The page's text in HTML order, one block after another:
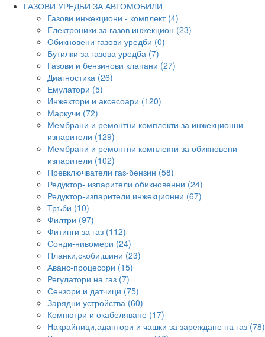
ГАЗОВИ УРЕДБИ ЗА АВТОМОБИЛИ
Газови инжекциони - комплект (4)
Електроники за газов инжекцион (23)
Обикновени газови уредби (0)
Бутилки за газова уредба (7)
Газови и бензинови клапани (27)
Диагностика (26)
Емулатори (5)
Инжектори и аксесоари (120)
Маркучи (72)
Мембрани и ремонтни комплекти за инжекционни
изпарители (129)
Мембрани и ремонтни комплекти за обикновени
изпарители (102)
Превключватели газ-бензин (58)
Редуктор- изпарители обикновенни (24)
Редуктор-изпарители инжекционни (67)
Тръби (10)
Филтри (97)
Фитинги за газ (112)
Сонди-нивомери (24)
Планки,скоби,шини (23)
Аванс-процесори (15)
Регулатори на газ (7)
Сензори и датчици (75)
Зарядни устройства (60)
Компютри и окабеляване (17)
Накрайници,адаптори и чашки за зареждане на газ (78)